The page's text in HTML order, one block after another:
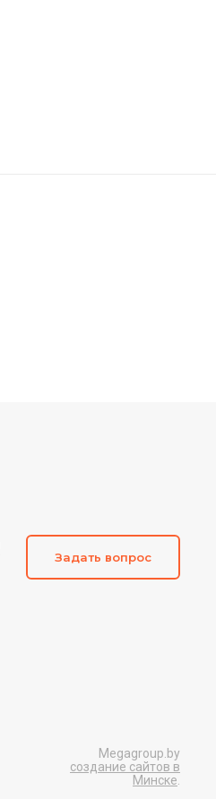
Задать вопрос
Megagroup.by
создание сайтов в
Минске